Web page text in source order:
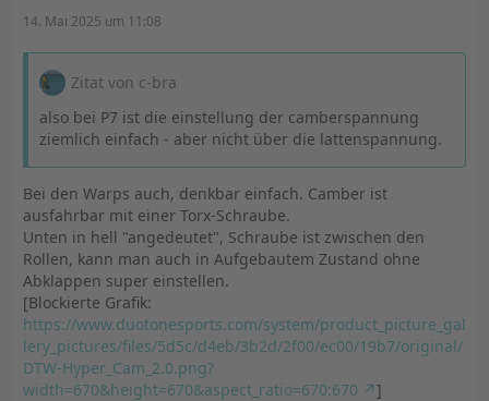
14. Mai 2025 um 11:08
Zitat von c-bra
also bei P7 ist die einstellung der camberspannung
ziemlich einfach - aber nicht über die lattenspannung.
Bei den Warps auch, denkbar einfach. Camber ist
ausfahrbar mit einer Torx-Schraube.
Unten in hell "angedeutet", Schraube ist zwischen den
Rollen, kann man auch in Aufgebautem Zustand ohne
Abklappen super einstellen.
[Blockierte Grafik:
https://www.duotonesports.com/system/product_picture_gal
lery_pictures/files/5d5c/d4eb/3b2d/2f00/ec00/19b7/original/
DTW-Hyper_Cam_2.0.png?
width=670&height=670&aspect_ratio=670:670
]